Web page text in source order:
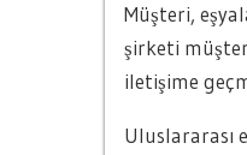
Müşteri,
şirketi
iletişime